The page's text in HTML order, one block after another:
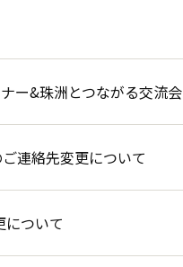
ー&珠洲とつながる交流会
連絡先変更について
について